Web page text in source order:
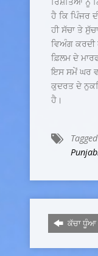
ਹੈ ਕਿ ਪਿੰਜਰ
ਹੀ ਸੱਚਾ ਤੇ
ਵਿਅੰਗ ਕਰਦੀ
ਫ਼ਿਲਮ ਦੇ
ਇਸ ਸਮੇਂ ਘਰ
ਕੁਦਰਤ ਦੇ
ਹੈ।
ਕੱਚਾ ਧੂੰਆ